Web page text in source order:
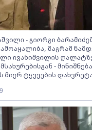
- გიორგი
მაგრამ
ივანიშვილის
-
მიერ ტყვეების